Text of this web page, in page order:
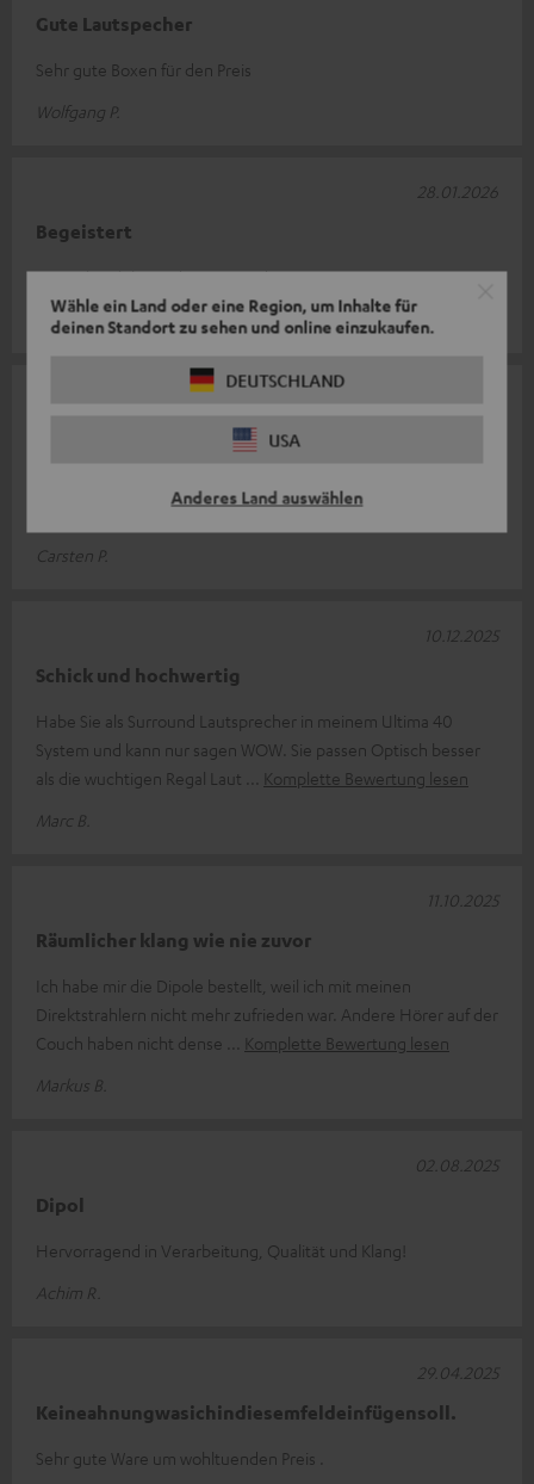
Wähle ein Land oder eine Region, um Inhalte für
deinen Standort zu sehen und online einzukaufen.
DEUTSCHLAND
USA
Anderes Land auswählen
Gute Lautspecher
Sehr gute Boxen für den Preis
Wolfgang P.
Begeistert
Hat sich gelohnt jeder Zeit wieder
Thorsten S.
28.01.2026
erzeugen die Boxen einen sehr guten Sound.
Carsten P.
Schick und hochwertig
Habe Sie als Surround Lautsprecher in meinem Ultima 40
System und kann nur sagen WOW. Sie passen Optisch besser
als die wuchtigen Regal Laut
Komplette Bewertung lesen
Marc B.
10.12.2025
Räumlicher klang wie nie zuvor
Ich habe mir die Dipole bestellt, weil ich mit meinen
Direktstrahlern nicht mehr zufrieden war. Andere Hörer auf der
Couch haben nicht dense
Komplette Bewertung lesen
Markus B.
11.10.2025
Dipol
Hervorragend in Verarbeitung, Qualität und Klang!
Achim R.
02.08.2025
Keineahnungwasichindiesemfeldeinfügensoll.
Sehr gute Ware um wohltuenden Preis .
29.04.2025